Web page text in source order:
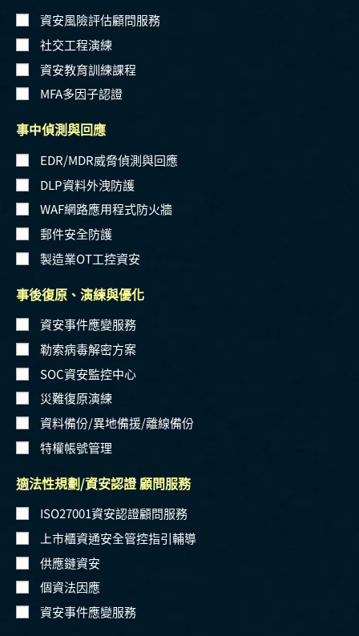
資安風險評估顧問服務
社交工程演練
資安教育訓練課程
MFA多因子認證
事中偵測與回應
EDR/MDR威脅偵測與回應
DLP資料外洩防護
WAF網路應用程式防火牆
郵件安全防護
製造業OT工控資安
事後復原、演練與優化
資安事件應變服務
勒索病毒解密方案
SOC資安監控中心
災難復原演練
資料備份/異地備援/離線備份
特權帳號管理
適法性規劃/資安認證 顧問服務
ISO27001資安認證顧問服務
上市櫃資通安全管控指引輔導
供應鏈資安
個資法因應
資安事件應變服務